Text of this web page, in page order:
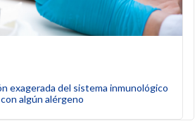
exagerada del sistema inmunológico
algún alérgeno